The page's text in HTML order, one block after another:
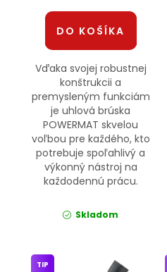
DO KOŠÍKA
Vďaka svojej robustnej
konštrukcii a
premysleným funkciám
je uhlová brúska
POWERMAT skvelou
voľbou pre každého, kto
potrebuje spoľahlivý a
výkonný nástroj na
každodennú prácu.
Skladom
TIP